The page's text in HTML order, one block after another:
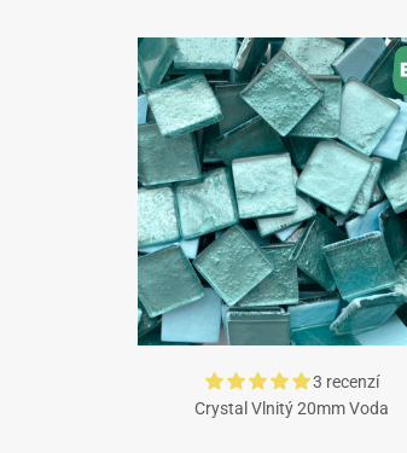
3 recenzí
Crystal Vlnitý 20mm Voda